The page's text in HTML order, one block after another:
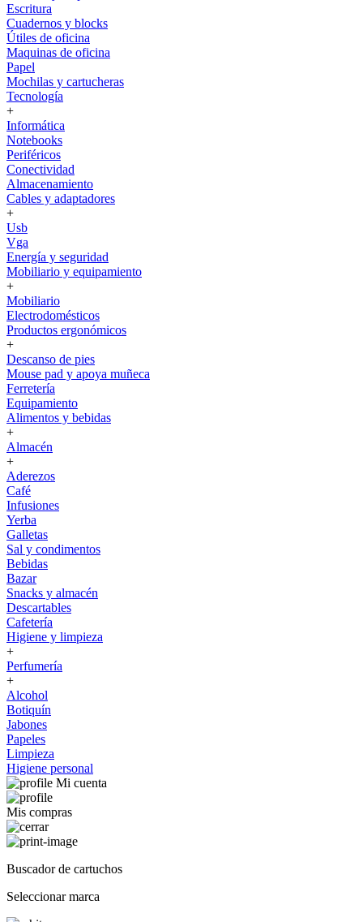
Escritura
Cuadernos y blocks
Útiles de oficina
Maquinas de oficina
Papel
Mochilas y cartucheras
Tecnología
+
Informática
Notebooks
Periféricos
Conectividad
Almacenamiento
Cables y adaptadores
+
Usb
Vga
Energía y seguridad
Mobiliario y equipamiento
+
Mobiliario
Electrodomésticos
Productos ergonómicos
+
Descanso de pies
Mouse pad y apoya muñeca
Ferretería
Equipamiento
Alimentos y bebidas
+
Almacén
+
Aderezos
Café
Infusiones
Yerba
Galletas
Sal y condimentos
Bebidas
Bazar
Snacks y almacén
Descartables
Cafetería
Higiene y limpieza
+
Perfumería
+
Alcohol
Botiquín
Jabones
Papeles
Limpieza
Higiene personal
Mi cuenta
Mis compras
Buscador de cartuchos
Seleccionar marca